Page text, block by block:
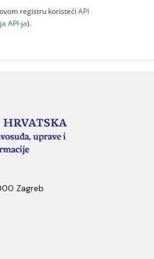
registru koristeći API
API-jа).